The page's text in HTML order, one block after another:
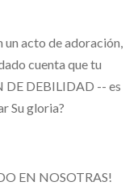
un acto de adoración,
cuenta que tu
DE DEBILIDAD -- es
Su gloria?
EN NOSOTRAS!